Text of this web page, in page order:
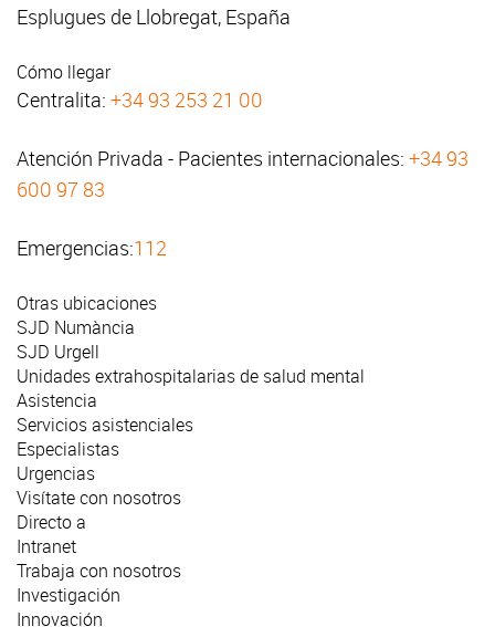
Esplugues de Llobregat, España
Cómo llegar
Centralita: +34 93 253 21 00
Atención Privada - Pacientes internacionales: +34 93
600 97 83
Emergencias:112
Otras ubicaciones
SJD Numància
SJD Urgell
Unidades extrahospitalarias de salud mental
Asistencia
Servicios asistenciales
Especialistas
Urgencias
Visítate con nosotros
Directo a
Intranet
Trabaja con nosotros
Investigación
Innovación